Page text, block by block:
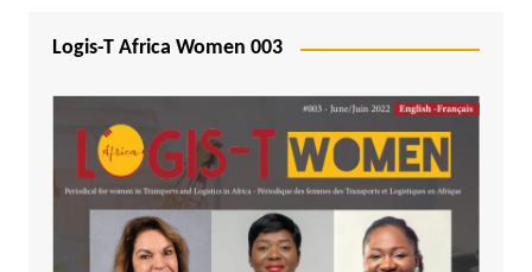
Logis-T Africa Women 003